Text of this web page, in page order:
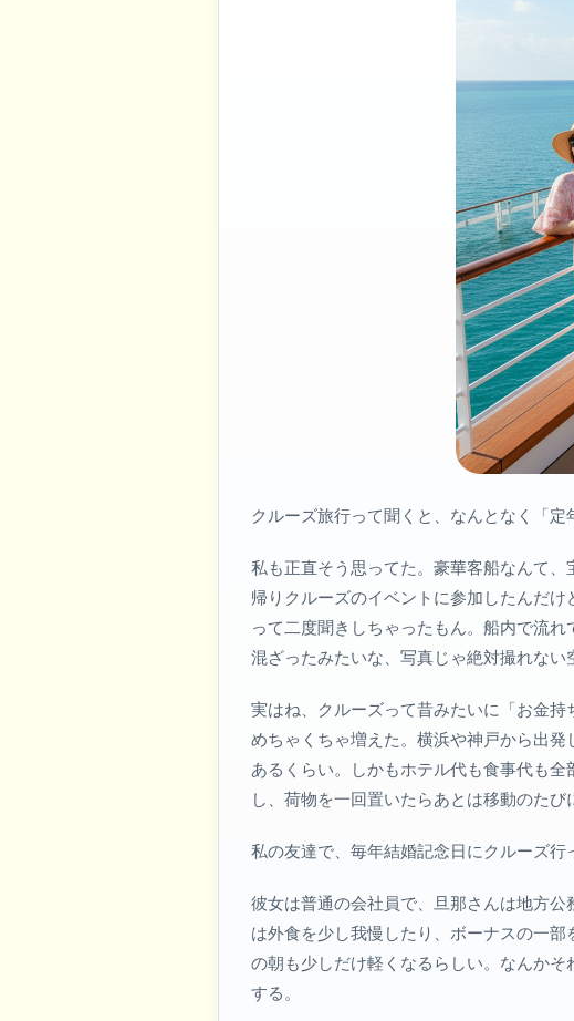
クルーズ旅行って聞くと、なんとなく「
私も正直そう思ってた。豪華客船なんて
帰りクルーズのイベントに参加したんだけ
って二度聞きしちゃったもん。船内で流
混ざったみたいな、写真じゃ絶対撮れない
実はね、クルーズって昔みたいに「お金
めちゃくちゃ増えた。横浜や神戸から出
あるくらい。しかもホテル代も食事代も
し、荷物を一回置いたらあとは移動のた
私の友達で、毎年結婚記念日にクルーズ行
彼女は普通の会社員で、旦那さんは地方
は外食を少し我慢したり、ボーナスの一
の朝も少しだけ軽くなるらしい。なんか
する。